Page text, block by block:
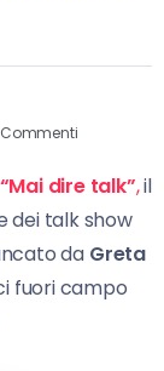
“Mai dire talk”,il
dei talk show
da Greta
fuori campo